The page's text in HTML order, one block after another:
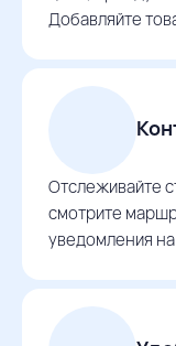
Добавляйте
Отслеживайте
смотрите
уведомления